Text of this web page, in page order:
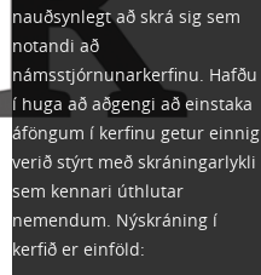
nauðsynlegt að skrá sig sem
notandi að
námsstjórnunarkerfinu. Hafðu
í huga að aðgengi að einstaka
áföngum í kerfinu getur einnig
verið stýrt með skráningarlykli
sem kennari úthlutar
nemendum. Nýskráning í
kerfið er einföld: